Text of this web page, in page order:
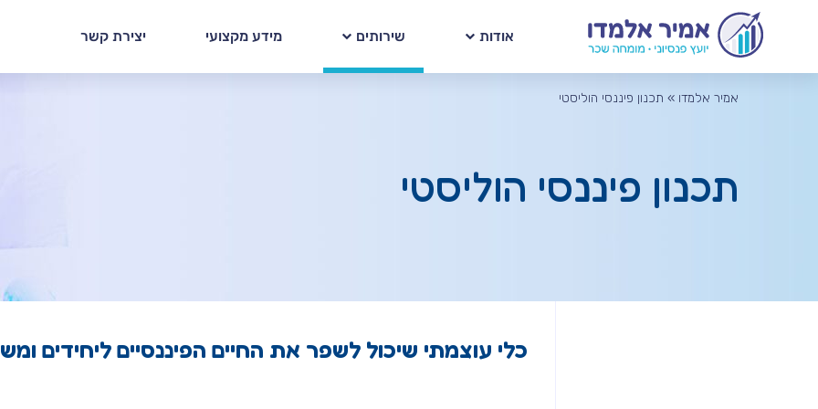
אודות שירותים מידע מקצועי יצירת קשר
אמיר אלמדו » תכנון פיננסי הוליסטי
תכנון פיננסי הוליסטי
כלי עוצמתי שיכול לשפר את החיים הפיננסיים ליחידים